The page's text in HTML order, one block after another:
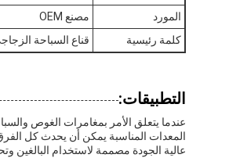
المنتجات
فيديوهات
المورد
مصنع OEM
كلمة رئيسية
قناع السباحة
التطبيقات:
عندما يتعلق الأمر بمغامرات الغوص
المعدات المناسبة يمكن أن يحدث كل
عالية الجودة مصممة لاستخدام البالغين